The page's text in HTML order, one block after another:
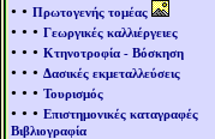
• • Πρωτογενής τομέας
• • • Γεωργικές καλλιέργειες
• • • Κτηνοτροφία - Βόσκηση
• • • Δασικές εκμεταλλεύσεις
• • • Τουρισμός
• • • Επιστημονικές καταγραφές
Βιβλιογραφία